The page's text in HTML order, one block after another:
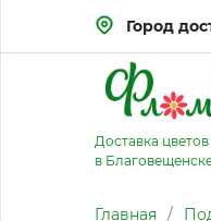
Город
Доставка цветов
в
Главная /